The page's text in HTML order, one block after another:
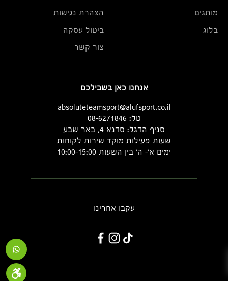
מותגים
בלוג
הצהרת נגישות
ביטול עסקה
צור קשר
אנחנו כאן בשבילכם
absoluteteamsport@alufsport.co.il
טל: 08-6271846
סניף הדגל: סדנא 4, באר שבע
שעות פעילות מוקד שירות לקוחות
ימים א'- ה' בין השעות 10:00-15:00
עקבו אחרינו